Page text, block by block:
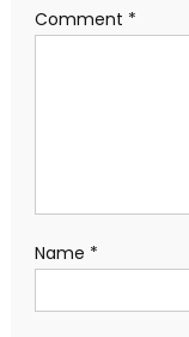
Comment *
Name *